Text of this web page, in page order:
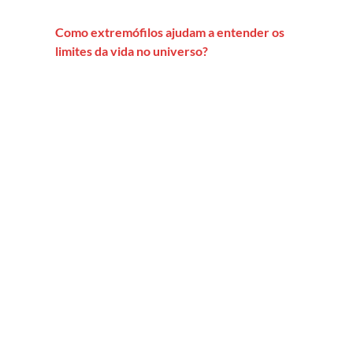
Como extremófilos ajudam a entender os
limites da vida no universo?